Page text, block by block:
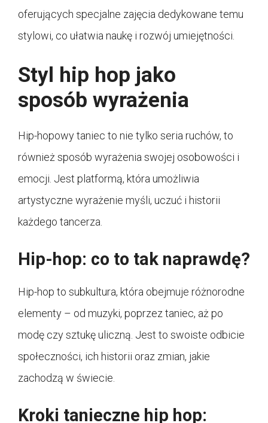
oferujących specjalne zajęcia dedykowane temu
stylowi, co ułatwia naukę i rozwój umiejętności.
Styl hip hop jako
sposób wyrażenia
Hip-hopowy taniec to nie tylko seria ruchów, to
również sposób wyrażenia swojej osobowości i
emocji. Jest platformą, która umożliwia
artystyczne wyrażenie myśli, uczuć i historii
każdego tancerza.
Hip-hop: co to tak naprawdę?
Hip-hop to subkultura, która obejmuje różnorodne
elementy – od muzyki, poprzez taniec, aż po
modę czy sztukę uliczną. Jest to swoiste odbicie
społeczności, ich historii oraz zmian, jakie
zachodzą w świecie.
Kroki tanieczne hip hop: